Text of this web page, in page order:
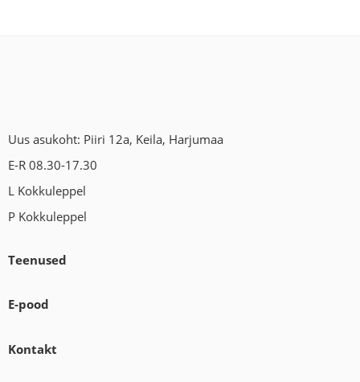
Uus asukoht: Piiri 12a, Keila, Harjumaa
E-R 08.30-17.30
L Kokkuleppel
P Kokkuleppel
Teenused
E-pood
Kontakt